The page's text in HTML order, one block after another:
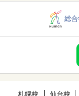
総
札幌校 仙台校